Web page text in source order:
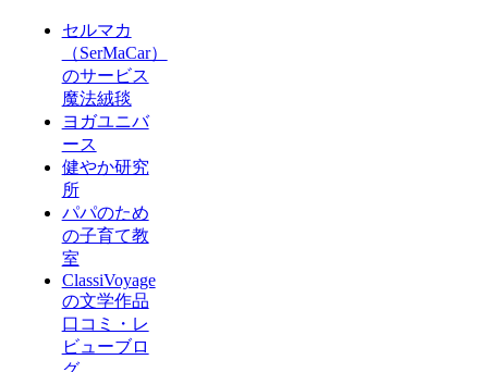
セルマカ
（SerMaCar）
のサービス
魔法絨毯
ヨガユニバ
ース
健やか研究
所
パパのため
の子育て教
室
ClassiVoyage
の文学作品
口コミ・レ
ビューブロ